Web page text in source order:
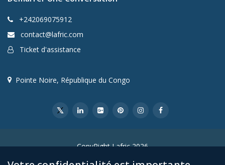
+242069075912
contact@lafric.com
Ticket d'assistance
Pointe Noire, République du Congo
CopyRight Lafric 2026